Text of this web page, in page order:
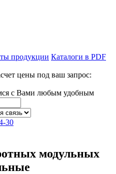
продукции Каталоги в PDF
цены под ваш запрос:
с Вами любым удобным
30
модульных